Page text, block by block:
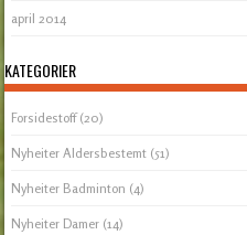
april 2014
KATEGORIER
Forsidestoff(20)
Nyheiter Aldersbestemt (51)
Nyheiter Badminton (4)
Nyheiter Damer (14)